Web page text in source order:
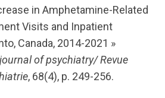
in Amphetamine-Related
Visits and Inpatient
Canada, 2014-2021 »
of psychiatry/ Revue
, 68(4), p. 249-256.